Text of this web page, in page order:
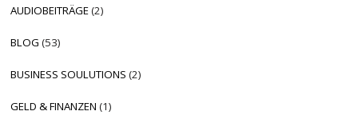
AUDIOBEITRÄGE(2)
BLOG (53)
BUSINESS SOULUTIONS (2)
GELD & FINANZEN (1)